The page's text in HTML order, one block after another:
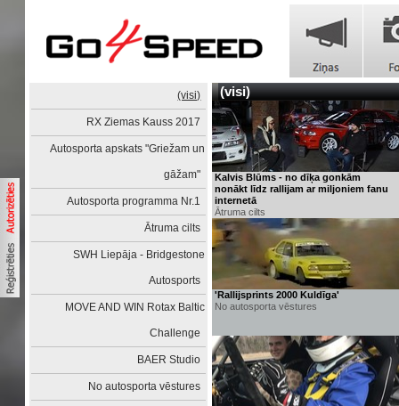
(visi)
RX Ziemas Kauss 2017
Autosporta apskats "Griežam un
gāžam"
Autosporta programma Nr.1
Ātruma cilts
SWH Liepāja - Bridgestone
Autosports
MOVE AND WIN Rotax Baltic
Challenge
BAER Studio
No autosporta vēstures
(visi)
Kalvis Blūms - no dīķa gonkām
nonākt līdz rallijam ar miljoniem fanu
internetā
Ātruma cilts
'Rallijsprints 2000 Kuldīga'
No autosporta vēstures